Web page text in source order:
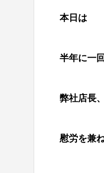
本日は
半年に一
弊社店長
慰労を兼